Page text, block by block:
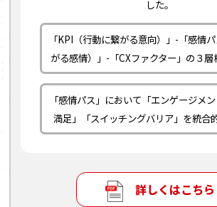
した。
「KPI（行動に繋がる意向）」-「感情
がる感情）」-「CXファクター」の３
「感情パス」において「エンゲージメ
満足」「スイッチングバリア」を統合
詳しくはこちら